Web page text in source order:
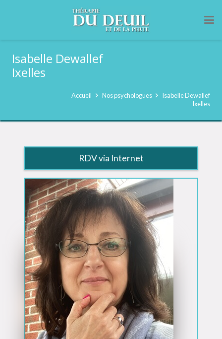
Isabelle Dewallef
Ixelles
Accueil Nos psychologues
Isabelle Dewallef
Ixelles
RDV via Internet